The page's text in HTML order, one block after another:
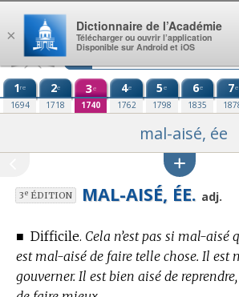
Aller au contenu
1re
1694
2e
1718
3e
1740
4e
1762
5e
1798
6e
1835
7e
mal-aisé, ée
3eÉDITION MAL-AISÉ, ÉE. adj.
■ Difficile. Cela n’est pas si mal-aisé
est mal-aisé de faire telle chose. Il est
gouverner. Il est bien aisé de
×
Dictionnaire de l’Académie
Télécharger ou ouvrir l’application
Disponible sur Android et iOS